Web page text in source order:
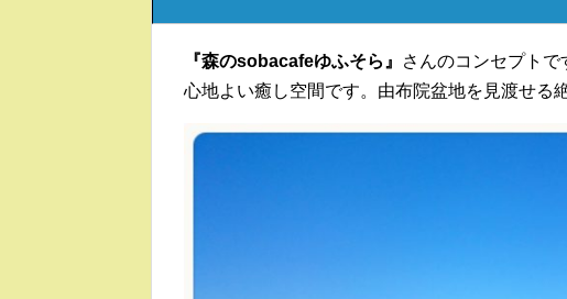
『森のsobacafeゆふそら』
さんのコンセプト
心地よい癒し空間です。由布院盆地を見渡せる